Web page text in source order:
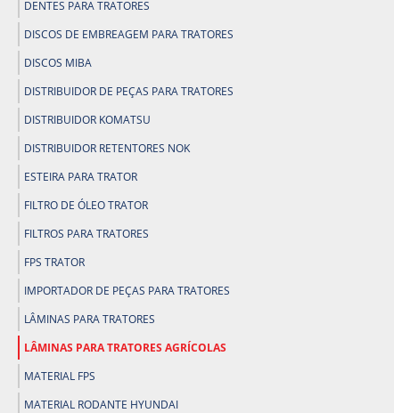
DENTES PARA TRATORES
DISCOS DE EMBREAGEM PARA TRATORES
DISCOS MIBA
DISTRIBUIDOR DE PEÇAS PARA TRATORES
DISTRIBUIDOR KOMATSU
DISTRIBUIDOR RETENTORES NOK
ESTEIRA PARA TRATOR
FILTRO DE ÓLEO TRATOR
FILTROS PARA TRATORES
FPS TRATOR
IMPORTADOR DE PEÇAS PARA TRATORES
LÂMINAS PARA TRATORES
LÂMINAS PARA TRATORES AGRÍCOLAS
MATERIAL FPS
MATERIAL RODANTE HYUNDAI